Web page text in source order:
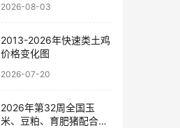
2026-08-03
2013-2026年快速类土鸡
价格变化图
2026-07-20
2026年第32周全国玉
米、豆粕、育肥猪配合饲